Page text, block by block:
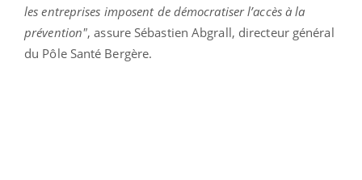
les entreprises imposent de démocratiser l’accès à la
prévention", assure Sébastien Abgrall, directeur général
du Pôle Santé Bergère.